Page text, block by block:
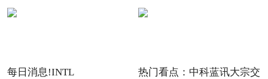
每日消息!INTL
热门看点：中科蓝讯大宗交